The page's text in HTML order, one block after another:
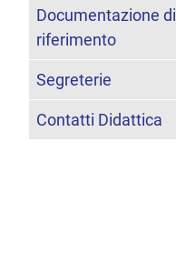
Documentazione di
riferimento
Segreterie
Contatti Didattica